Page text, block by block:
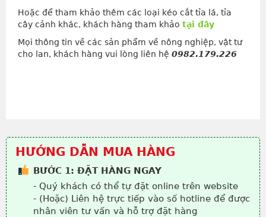
Hoặc để tham khảo thêm các loại kéo cắt tỉa lá, tỉa
cây cảnh khác, khách hàng tham khảo tại đây
Mọi thông tin về các sản phẩm về nông nghiệp, vật tư
cho lan, khách hàng vui lòng liên hệ 0982.179.226
HƯỚNG DẪN MUA HÀNG
BƯỚC 1: ĐẶT HÀNG NGAY
- Quý khách có thể tự đặt online trên website
- (Hoặc) Liên hệ trực tiếp vào số hotline để được
nhân viên tư vấn và hỗ trợ đặt hàng